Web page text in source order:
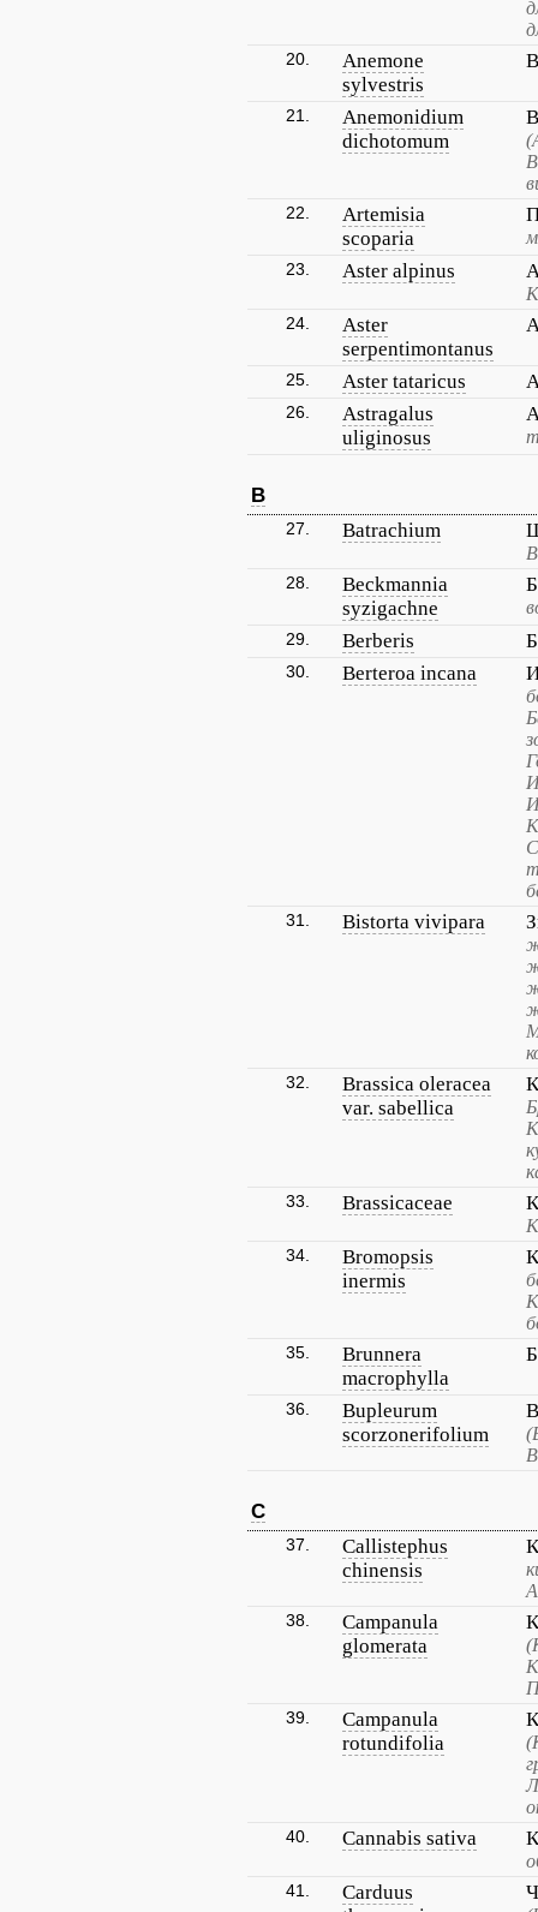
20.
Anemone
sylvestris
21.
Anemonidium
dichotomum
22.
Artemisia
scoparia
23. Aster alpinus
24.
Aster
serpentimontanus
25. Aster tataricus
26.
Astragalus
uliginosus
B
27. Batrachium
28.
Beckmannia
syzigachne
29. Berberis
30. Berteroa incana
31. Bistorta vivipara
32.
Brassica oleracea
var. sabellica
33. Brassicaceae
34.
Bromopsis
inermis
35.
Brunnera
macrophylla
36.
Bupleurum
scorzonerifolium
C
37.
Callistephus
chinensis
38.
Campanula
glomerata
39.
Campanula
rotundifolia
40. Cannabis sativa
41.
Carduus